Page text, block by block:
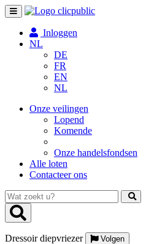
Toggle
navigation
Inloggen
NL
DE
FR
EN
NL
Onze veilingen
Lopend
Komende
Onze handelsfondsen
Alle loten
Contacteer ons
Wat
zoekt
u?
Dressoir diepvriezer Volgen